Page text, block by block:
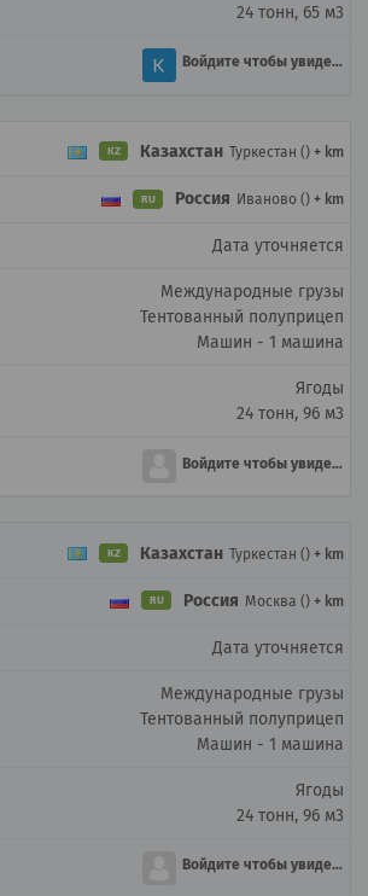
24 тонн, 65 м3
Войдите чтобы увидеть
KZ Казахстан Туркестан () + km
RU Россия Иваново () + km
Дата уточняется
Международные грузы
Тентованный полуприцеп
Машин - 1 машина
Ягоды
24 тонн, 96 м3
Войдите чтобы увидеть
KZ Казахстан Туркестан () + km
RU Россия Москва () + km
Дата уточняется
Международные грузы
Тентованный полуприцеп
Машин - 1 машина
Ягоды
24 тонн, 96 м3
Войдите чтобы увидеть